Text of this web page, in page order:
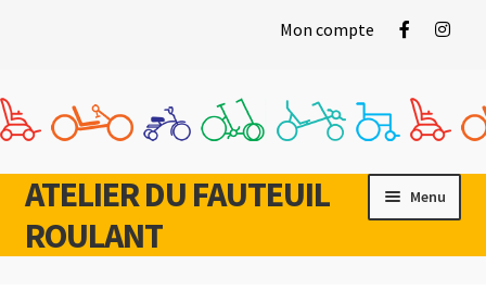
Mon compte
Aller
à
la
Aller
au
contenu
ATELIER DU FAUTEUIL
ROULANT
Menu